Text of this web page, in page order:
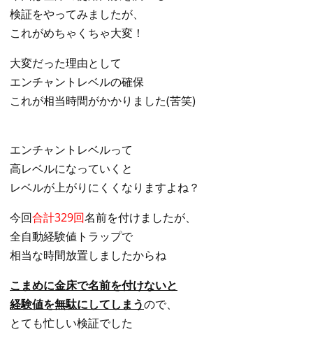
検証をやってみましたが、
これがめちゃくちゃ大変！
大変だった理由として
エンチャントレベルの確保
これが相当時間がかかりました(苦笑)
エンチャントレベルって
高レベルになっていくと
レベルが上がりにくくなりますよね？
今回合計329回名前を付けましたが、
全自動経験値トラップで
相当な時間放置しましたからね
こまめに金床で名前を付けないと
経験値を無駄にしてしまうので、
とても忙しい検証でした